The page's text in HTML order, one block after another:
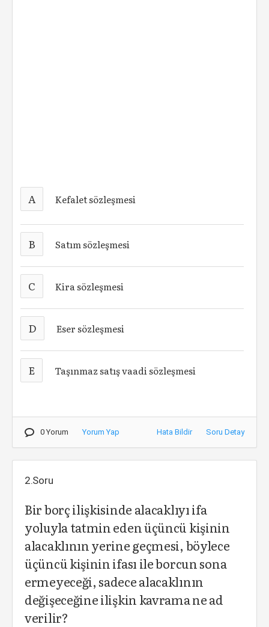
A Kefalet sözleşmesi
B Satım sözleşmesi
C Kira sözleşmesi
D Eser sözleşmesi
E Taşınmaz satış vaadi sözleşmesi
0 Yorum Yorum Yap Hata Bildir Soru Detay
2.Soru
Bir borç ilişkisinde alacaklıyı ifa
yoluyla tatmin eden üçüncü kişinin
alacaklının yerine geçmesi, böylece
üçüncü kişinin ifası ile borcun sona
ermeyeceği, sadece alacaklının
değişeceğine ilişkin kavrama ne ad
verilir?